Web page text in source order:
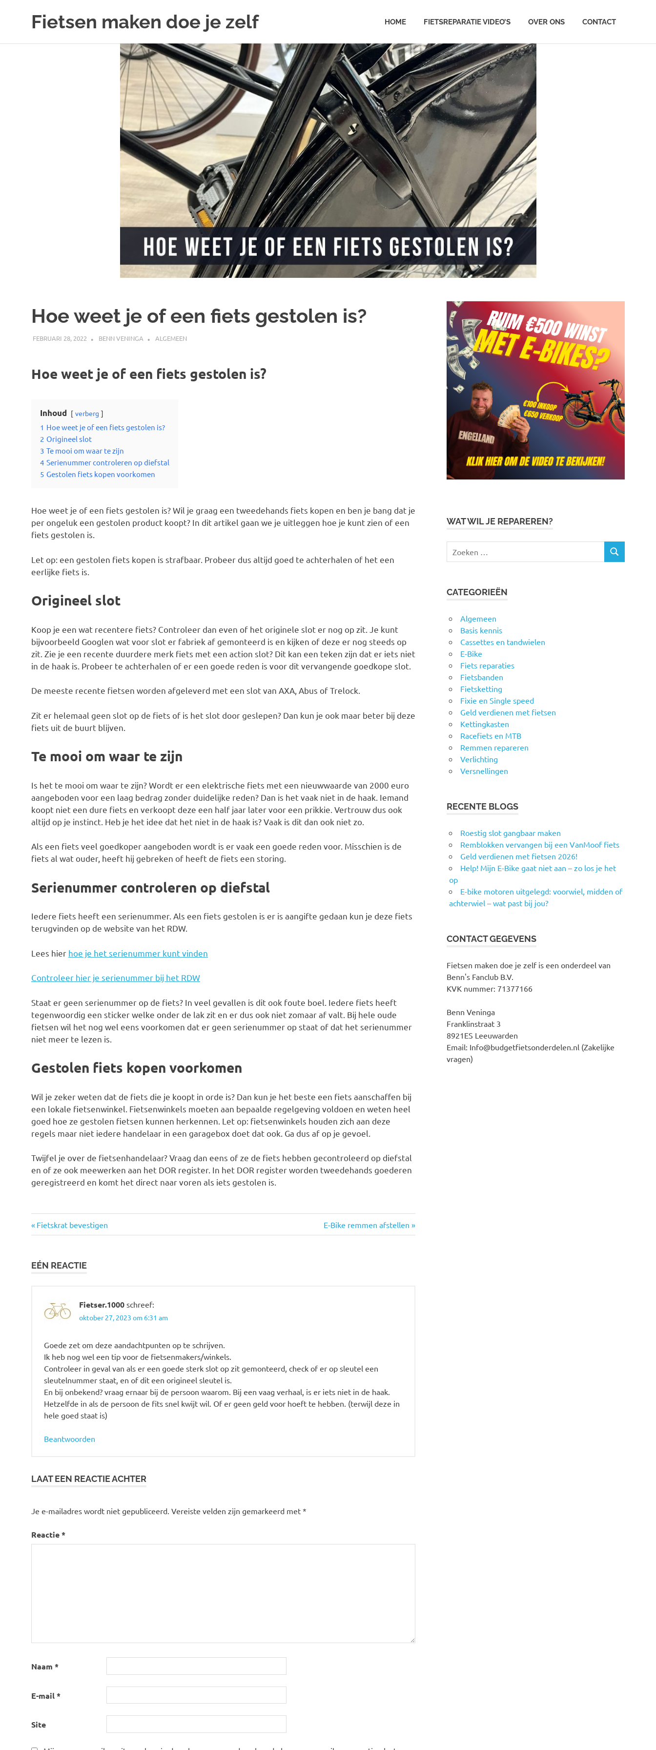
Fietsen maken doe je zelf HOME FIETSREPARATIE VIDEO’S OVER ONS CONTACT
Hoe weet je of een fiets gestolen is?
FEBRUARI 28, 2022 BENN VENINGA ALGEMEEN
Hoe weet je of een fiets gestolen is?
Inhoud verberg
1 Hoe weet je of een fiets gestolen is?
2 Origineel slot
3 Te mooi om waar te zijn
4 Serienummer controleren op diefstal
5 Gestolen fiets kopen voorkomen
Hoe weet je of een fiets gestolen is? Wil je graag een tweedehands fiets kopen en ben je bang dat je
per ongeluk een gestolen product koopt? In dit artikel gaan we je uitleggen hoe je kunt zien of een
fiets gestolen is.
Let op: een gestolen fiets kopen is strafbaar. Probeer dus altijd goed te achterhalen of het een
eerlijke fiets is.
Origineel slot
Koop je een wat recentere fiets? Controleer dan even of het originele slot er nog op zit. Je kunt
bijvoorbeeld Googlen wat voor slot er fabriek af gemonteerd is en kijken of deze er nog steeds op
zit. Zie je een recente duurdere merk fiets met een action slot? Dit kan een teken zijn dat er iets niet
in de haak is. Probeer te achterhalen of er een goede reden is voor dit vervangende goedkope slot.
De meeste recente fietsen worden afgeleverd met een slot van AXA, Abus of Trelock.
Zit er helemaal geen slot op de fiets of is het slot door geslepen? Dan kun je ook maar beter bij deze
fiets uit de buurt blijven.
Te mooi om waar te zijn
Is het te mooi om waar te zijn? Wordt er een elektrische fiets met een nieuwwaarde van 2000 euro
aangeboden voor een laag bedrag zonder duidelijke reden? Dan is het vaak niet in de haak. Iemand
koopt niet een dure fiets en verkoopt deze een half jaar later voor een prikkie. Vertrouw dus ook
altijd op je instinct. Heb je het idee dat het niet in de haak is? Vaak is dit dan ook niet zo.
Als een fiets veel goedkoper aangeboden wordt is er vaak een goede reden voor. Misschien is de
fiets al wat ouder, heeft hij gebreken of heeft de fiets een storing.
Serienummer controleren op diefstal
Iedere fiets heeft een serienummer. Als een fiets gestolen is er is aangifte gedaan kun je deze fiets
terugvinden op de website van het RDW.
Lees hier hoe je het serienummer kunt vinden
Controleer hier je serienummer bij het RDW
Staat er geen serienummer op de fiets? In veel gevallen is dit ook foute boel. Iedere fiets heeft
tegenwoordig een sticker welke onder de lak zit en er dus ook niet zomaar af valt. Bij hele oude
fietsen wil het nog wel eens voorkomen dat er geen serienummer op staat of dat het serienummer
niet meer te lezen is.
Gestolen fiets kopen voorkomen
Wil je zeker weten dat de fiets die je koopt in orde is? Dan kun je het beste een fiets aanschaffen bij
een lokale fietsenwinkel. Fietsenwinkels moeten aan bepaalde regelgeving voldoen en weten heel
goed hoe ze gestolen fietsen kunnen herkennen. Let op: fietsenwinkels houden zich aan deze
regels maar niet iedere handelaar in een garagebox doet dat ook. Ga dus af op je gevoel.
Twijfel je over de fietsenhandelaar? Vraag dan eens of ze de fiets hebben gecontroleerd op diefstal
en of ze ook meewerken aan het DOR register. In het DOR register worden tweedehands goederen
geregistreerd en komt het direct naar voren als iets gestolen is.
Bericht
Vorige
bericht:
Fietskrat bevestigen
Volgende
bericht:
E-Bike remmen afstellen
EÉN REACTIE
Fietser.1000 schreef:
oktober 27, 2023 om 6:31 am
Goede zet om deze aandachtpunten op te schrijven.
Ik heb nog wel een tip voor de fietsenmakers/winkels.
Controleer in geval van als er een goede sterk slot op zit gemonteerd, check of er op sleutel een
sleutelnummer staat, en of dit een origineel sleutel is.
En bij onbekend? vraag ernaar bij de persoon waarom. Bij een vaag verhaal, is er iets niet in de haak.
Hetzelfde in als de persoon de fits snel kwijt wil. Of er geen geld voor hoeft te hebben. (terwijl deze in
hele goed staat is)
Beantwoorden
LAAT EEN REACTIE ACHTER
Je e-mailadres wordt niet gepubliceerd. Vereiste velden zijn gemarkeerd met *
Reactie*
Naam *
E-mail*
Site
WAT WIL JE REPAREREN?
naar:
ZOEKEN
CATEGORIEËN
Algemeen
Basis kennis
Cassettes en tandwielen
E-Bike
Fiets reparaties
Fietsbanden
Fietsketting
Fixie en Single speed
Geld verdienen met fietsen
Kettingkasten
Racefiets en MTB
Remmen repareren
Verlichting
Versnellingen
RECENTE BLOGS
Roestig slot gangbaar maken
Remblokken vervangen bij een VanMoof fiets
Geld verdienen met fietsen 2026!
Help! Mijn E-Bike gaat niet aan – zo los je het
op
E-bike motoren uitgelegd: voorwiel, midden of
achterwiel – wat past bij jou?
CONTACT GEGEVENS
Fietsen maken doe je zelf is een onderdeel van
Benn's Fanclub B.V.
KVK nummer: 71377166
Benn Veninga
Franklinstraat 3
8921ES Leeuwarden
Email: Info@budgetfietsonderdelen.nl (Zakelijke
vragen)